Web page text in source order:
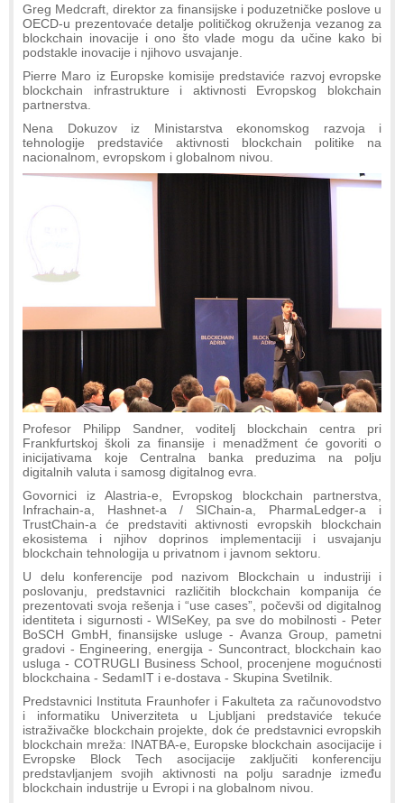
Greg Medcraft, direktor za finansijske i poduzetničke poslove u
OECD-u prezentovaće detalje političkog okruženja vezanog za
blockchain inovacije i ono što vlade mogu da učine kako bi
podstakle inovacije i njihovo usvajanje.
Pierre Maro iz Europske komisije predstaviće razvoj evropske
blockchain infrastrukture i aktivnosti Evropskog blokchain
partnerstva.
Nena Dokuzov iz Ministarstva ekonomskog razvoja i
tehnologije predstaviće aktivnosti blockchain politike na
nacionalnom, evropskom i globalnom nivou.
Profesor Philipp Sandner, voditelj blockchain centra pri
Frankfurtskoj školi za finansije i menadžment će govoriti o
inicijativama koje Centralna banka preduzima na polju
digitalnih valuta i samosg digitalnog evra.
Govornici iz Alastria-e, Evropskog blockchain partnerstva,
Infrachain-a, Hashnet-a / SIChain-a, PharmaLedger-a i
TrustChain-a će predstaviti aktivnosti evropskih blockchain
ekosistema i njihov doprinos implementaciji i usvajanju
blockchain tehnologija u privatnom i javnom sektoru.
U delu konferencije pod nazivom Blockchain u industriji i
poslovanju, predstavnici različitih blockchain kompanija će
prezentovati svoja rešenja i “use cases”, počevši od digitalnog
identiteta i sigurnosti - WISeKey, pa sve do mobilnosti - Peter
BoSCH GmbH, finansijske usluge - Avanza Group, pametni
gradovi - Engineering, energija - Suncontract, blockchain kao
usluga - COTRUGLI Business School, procenjene mogućnosti
blockchaina - SedamIT i e-dostava - Skupina Svetilnik.
Predstavnici Instituta Fraunhofer i Fakulteta za računovodstvo
i informatiku Univerziteta u Ljubljani predstaviće tekuće
istraživačke blockchain projekte, dok će predstavnici evropskih
blockchain mreža: INATBA-e, Europske blockchain asocijacije i
Evropske Block Tech asocijacije zaključiti konferenciju
predstavljanjem svojih aktivnosti na polju saradnje između
blockchain industrije u Evropi i na globalnom nivou.